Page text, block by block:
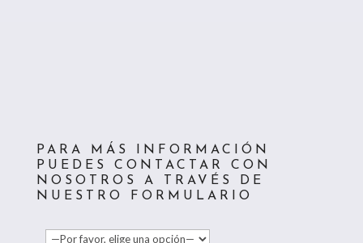
PARA MÁS INFORMACIÓN
PUEDES CONTACTAR CON
NOSOTROS A TRAVÉS DE
NUESTRO FORMULARIO